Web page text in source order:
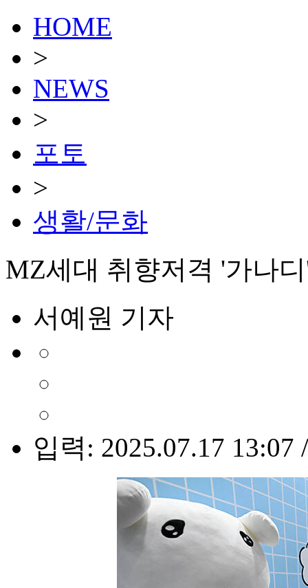
HOME
>
NEWS
>
포토
>
생활/문화
MZ세대 취향저격 '가나
서예원 기자
입력: 2025.07.17 13:07